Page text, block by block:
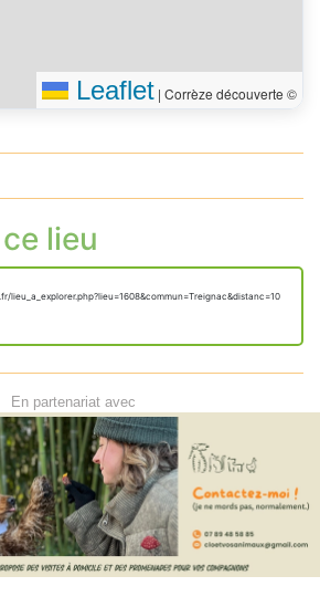
Leaflet | Corrèze découverte ©
lieu
En partenariat avec